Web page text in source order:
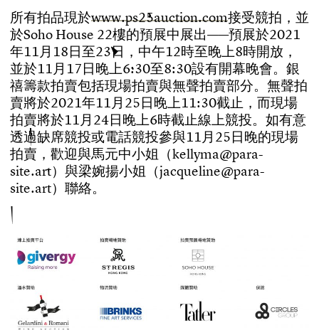
所有拍品現於www.ps25auction.com接受競拍 ， 並
於Soho House 22樓的預展中展出——預展於2021
年11月 18日至23日 ， 中午12時至晚上8時開放 ，
並於11月 17日晚上6:30至8:30設有開幕晚會。 銀
禧籌款拍賣包括現場拍賣與無聲拍賣部分。 無聲拍
賣將於2021年11月 25日晚上11:30截止 ， 而現場
拍賣將於11月 24日晚上6時截止線上競投。 如有意
透過缺席競投或電話競投參與11月 25日晚的現場
拍賣 ， 歡迎與馬元中小姐 （kellyma@para-
site.art） 與梁婉揚小姐 （jacqueline@para-
site.art） 聯絡。